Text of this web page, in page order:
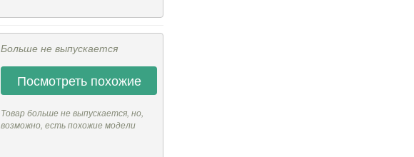
Больше не выпускается
Посмотреть похожие
Товар больше не выпускается, но,
возможно, есть похожие модели